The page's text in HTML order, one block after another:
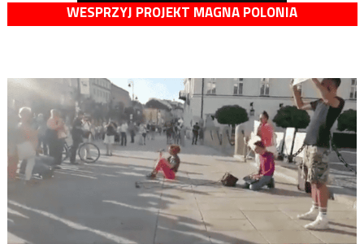
WESPRZYJ PROJEKT MAGNA POLONIA